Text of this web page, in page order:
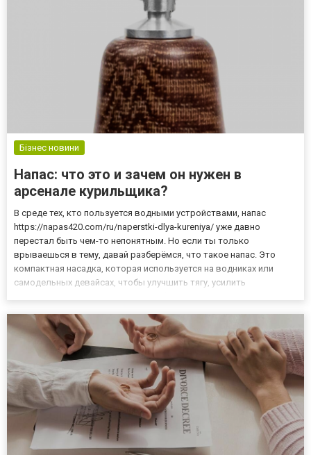
Бізнес новини
Напас: что это и зачем он нужен в
арсенале курильщика?
В среде тех, кто пользуется водными устройствами, напас
https://napas420.com/ru/naperstki-dlya-kureniya/ уже давно
перестал быть чем-то непонятным. Но если ты только
врываешься в тему, давай разберёмся, что такое напас. Это
компактная насадка, которая используется на водниках или
самодельных девайсах, чтобы улучшить тягу, усилить
расходуется смесь и...